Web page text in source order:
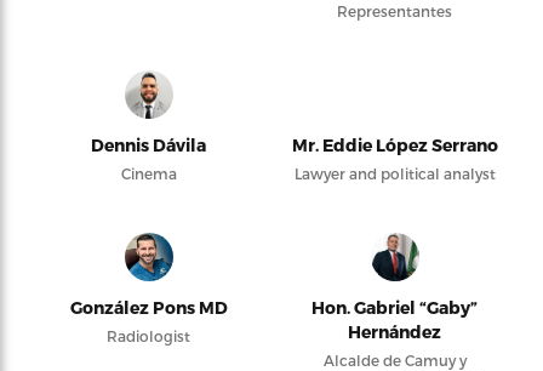
Representantes
Dennis Dávila
Cinema
Mr. Eddie López Serrano
Lawyer and political analyst
González Pons MD
Radiologist
Hon. Gabriel “Gaby”
Hernández
Alcalde de Camuy y